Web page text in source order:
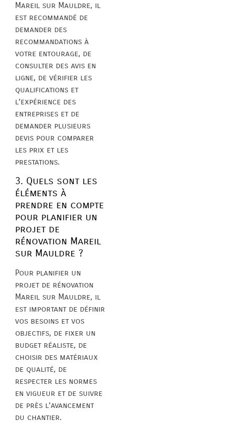
Mareil sur Mauldre, il
est recommandé de
demander des
recommandations à
votre entourage, de
consulter des avis en
ligne, de vérifier les
qualifications et
l’expérience des
entreprises et de
demander plusieurs
devis pour comparer
les prix et les
prestations.
3. Quels sont les
éléments à
prendre en compte
pour planifier un
projet de
rénovation Mareil
sur Mauldre ?
Pour planifier un
projet de rénovation
Mareil sur Mauldre, il
est important de définir
vos besoins et vos
objectifs, de fixer un
budget réaliste, de
choisir des matériaux
de qualité, de
respecter les normes
en vigueur et de suivre
de près l’avancement
du chantier.